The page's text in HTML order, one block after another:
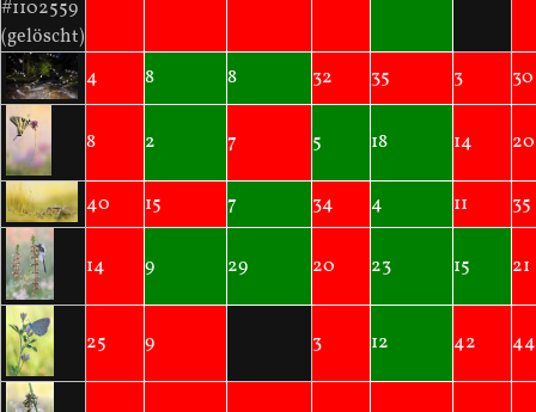
#1102559
(gelöscht)
4 8 8 32 35 3 30
8 2 7 5 18 14 20
40 15 7 34 4 11 35
14 9 29 20 23 15 21
25 9 3 12 42 44